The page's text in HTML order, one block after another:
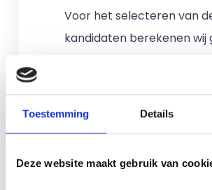
Toestemming Details
Deze website maakt gebruik van
Voor het selecteren van
kandidaten berekenen wij
alleen gemaakt als een